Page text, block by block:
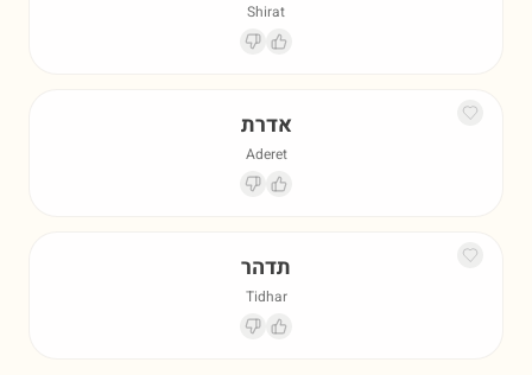
Shirat
אדרת
Aderet
תדהר
Tidhar